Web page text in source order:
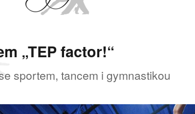
„TEP factor!“
sportem, tancem i gymnastikou